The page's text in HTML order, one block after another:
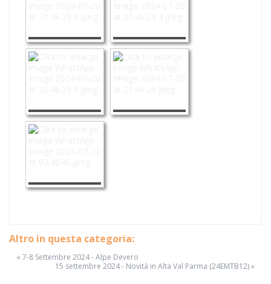
Altro in questa categoria:
« 7-8 Settembre 2024 - Alpe Devero
15 settembre 2024 - Novità in Alta Val Parma (24EMTB12) »